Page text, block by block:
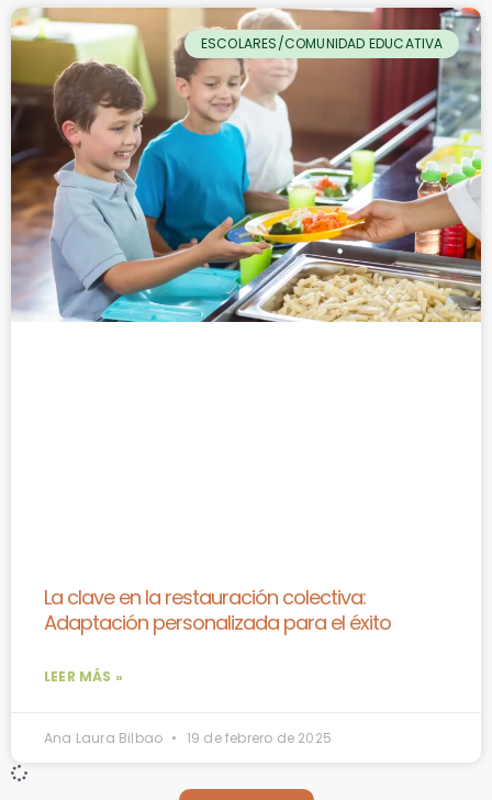
ESCOLARES/COMUNIDAD EDUCATIVA
La clave en la restauración colectiva:
Adaptación personalizada para el éxito
LEER MÁS »
Ana Laura Bilbao 19 de febrero de 2025